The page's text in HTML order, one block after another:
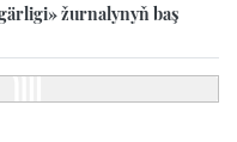
žurnalynyň baş